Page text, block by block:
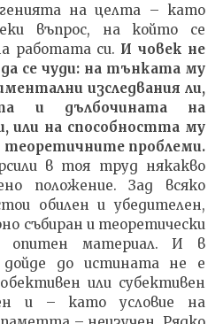
на целта – като
въпрос, на който се
работата си. И човек не
се чуди: на тънката му
изследвания ли,
и дълбочината на
или на способността му
теоретичните проблеми.
в тоя труд някакво
положение. Зад всяко
обилен и убедителен,
събиран и теоретически
опитен материал. И в
дойде до истината не е
или субективен
и – като условие на